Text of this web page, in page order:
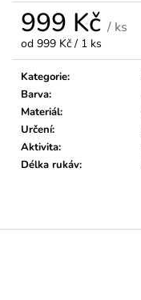
999 Kč / ks
Měrná
cena:
od 999 Kč / 1 ks
Kategorie:
Barva:
Materiál:
Určení:
Aktivita:
Délka rukáv: